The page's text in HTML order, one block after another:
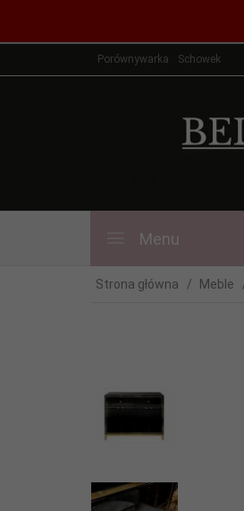
Porównywarka Schowek
Menu
Strona główna Meble